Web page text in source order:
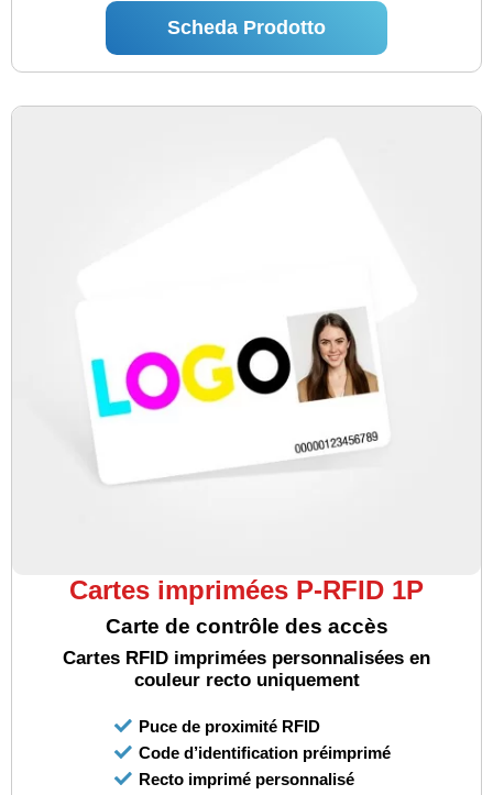
Scheda Prodotto
Cartes imprimées P-RFID 1P
Carte de contrôle des accès
Cartes RFID imprimées personnalisées en
couleur recto uniquement
Puce de proximité RFID
Code d’identification préimprimé
Recto imprimé personnalisé